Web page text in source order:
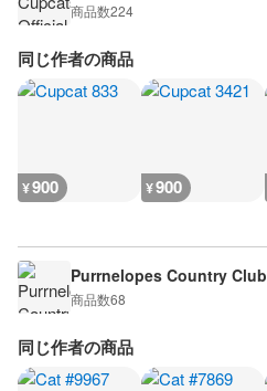
商品数224
同じ作者の商品
¥900 ¥900
Purrnelopes Country Club
商品数68
同じ作者の商品